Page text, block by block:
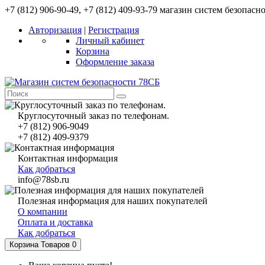
+7 (812) 906-90-49, +7 (812) 409-93-79 магазин систем
Авторизация | Регистрация
Личный кабинет
Корзина
Оформление заказа
Круглосуточный заказ по телефонам.
+7 (812) 906-9049
+7 (812) 409-9379
Контактная информация
Как добраться
info@78sb.ru
Полезная информация для наших покупателей
О компании
Оплата и доставка
Как добраться
Корзина Товаров 0